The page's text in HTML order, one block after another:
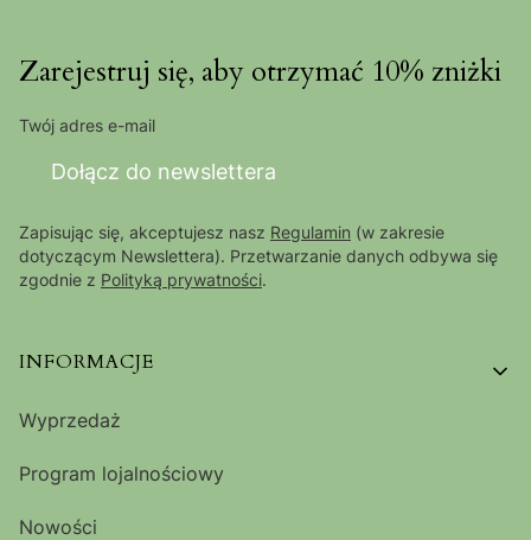
Zarejestruj się, aby otrzymać 10% zniżki
Twój adres e-mail
Dołącz do newslettera
Zapisując się, akceptujesz nasz Regulamin (w zakresie
dotyczącym Newslettera). Przetwarzanie danych odbywa się
zgodnie z Polityką prywatności.
Linki w stopce
INFORMACJE
Wyprzedaż
Program lojalnościowy
Nowości